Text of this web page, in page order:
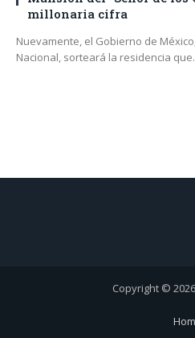
millonaria cifra
Nuevamente, el Gobierno de
Nacional, sorteará la residencia
Copyright ©